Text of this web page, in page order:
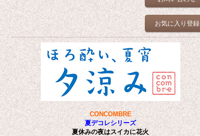
お気に入り登録
CONCOMBRE
夏デコレシリーズ
夏休みの夜はスイカに花火